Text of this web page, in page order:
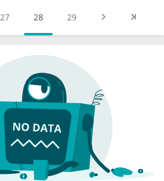
27 28 29